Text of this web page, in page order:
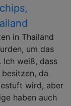
in Thailand
um das
Ich weiß, dass
da
wird, aber
haben auch